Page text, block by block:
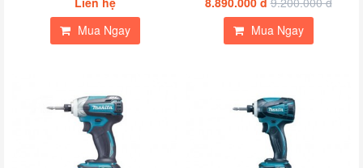
Mua Ngay
Mua Ngay